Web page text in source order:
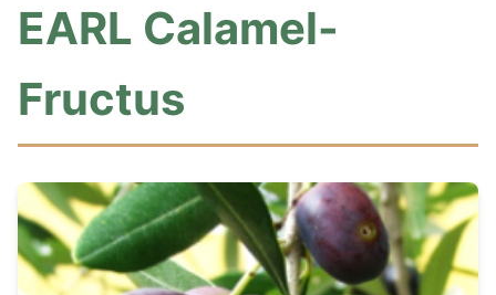
EARL Calamel-
Fructus